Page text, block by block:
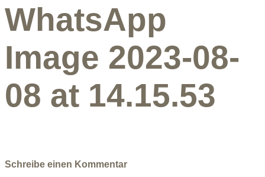
WhatsApp
Image 2023-08-
08 at 14.15.53
Schreibe einen Kommentar